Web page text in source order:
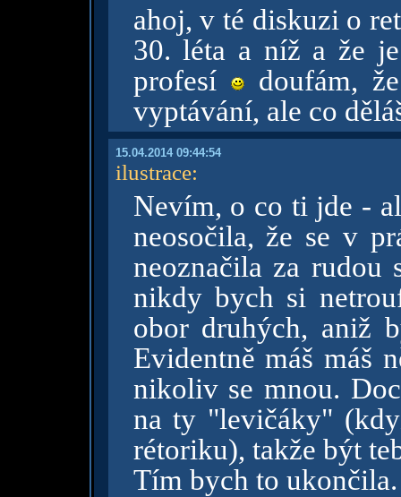
ahoj, v té diskuzi o
30. léta a níž a že
profesí
doufám,
vyptávání, ale co
15.04.2014 09:44:54
ilustrace:
Nevím, o co ti jde -
neosočila, že se v
neoznačila za rudou
nikdy bych si
obor druhých, aniž
Evidentně máš máš
nikoliv se mnou.
na ty "levičáky"
rétoriku), takže být
Tím bych to ukončila.